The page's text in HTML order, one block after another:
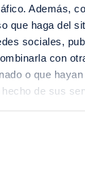
Además,
que haga del
sociales,
con
o que
de sus